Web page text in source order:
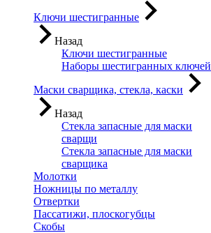
Ключи шестигранные
Назад
Ключи шестигранные
Наборы шестигранных ключей
Маски сварщика, стекла, каски
Назад
Стекла запасные для маски
сварщи
Стекла запасные для маски
сварщика
Молотки
Ножницы по металлу
Отвертки
Пассатижи, плоскогубцы
Скобы